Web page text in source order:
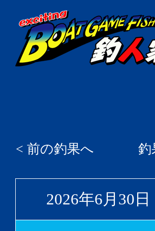
< 前の釣果へ 釣
2026年6月30日